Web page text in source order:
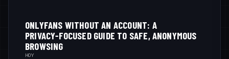
ONLYFANS WITHOUT AN ACCOUNT: A
PRIVACY‑FOCUSED GUIDE TO SAFE, ANONYMOUS
BROWSING
HOY